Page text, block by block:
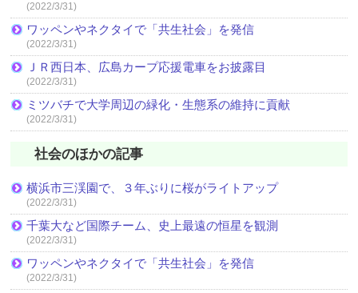
(2022/3/31)
ワッペンやネクタイで「共生社会」を発信
(2022/3/31)
ＪＲ西日本、広島カープ応援電車をお披露目
(2022/3/31)
ミツバチで大学周辺の緑化・生態系の維持に貢献
(2022/3/31)
社会のほかの記事
横浜市三渓園で、３年ぶりに桜がライトアップ
(2022/3/31)
千葉大など国際チーム、史上最遠の恒星を観測
(2022/3/31)
ワッペンやネクタイで「共生社会」を発信
(2022/3/31)